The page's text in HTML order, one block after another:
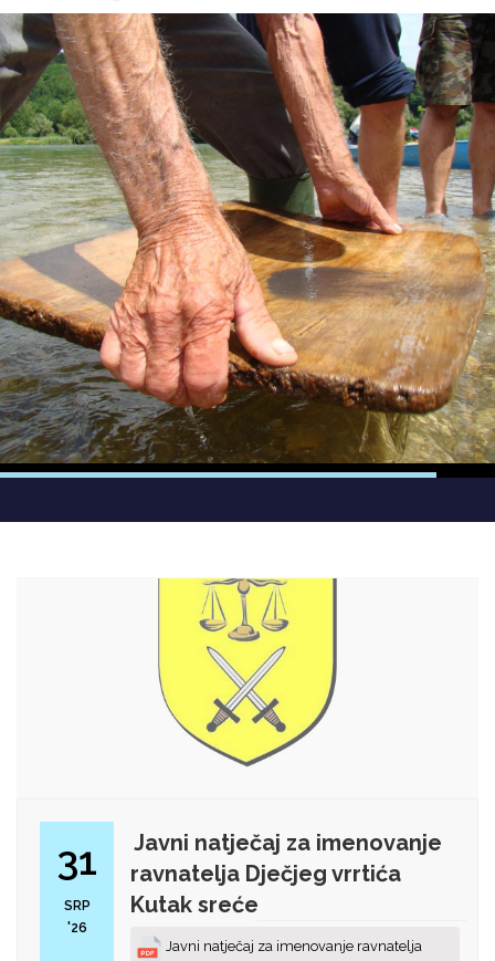
31
SRP
'26
Javni natječaj za imenovanje
ravnatelja Dječjeg vrrtića
Kutak sreće
Javni natječaj za imenovanje ravnatelja